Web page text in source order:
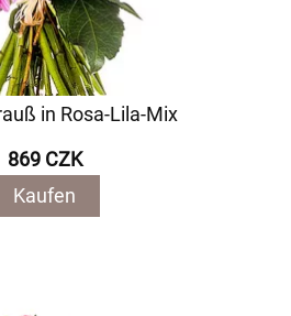
in Rosa-Lila-Mix
869 CZK
Kaufen